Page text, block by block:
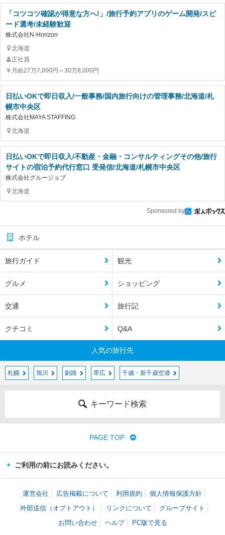
「コツコツ確認が得意な方へ!」/旅行予約アプリのゲーム開発/スピ
ード選考/未経験歓迎
株式会社N-Horizon
北海道
正社員
月給27万7,000円～30万8,000円
日払いOKで即日収入/一般事務/国内旅行向けの管理事務/北海道/札
幌市中央区
株式会社MAYA STAFFING
北海道
日払いOKで即日収入/不動産・金融・コンサルティングその他/旅行
サイトの宿泊予約代行窓口 受発信/北海道/札幌市中央区
株式会社グルージョブ
北海道
Sponsored by
ホテル
旅行ガイド 観光
グルメ ショッピング
交通 旅行記
クチコミ Q&A
人気の旅行先
札幌 旭川 釧路 帯広 千歳・新千歳空港
キーワード検索
PAGE TOP
ご利用の前にお読みください。
運営会社 広告掲載について 利用規約
個人情報保護方針
外部送信（オプトアウト）
リンクについて
グループサイト
お問い合わせ
ヘルプ PC版で見る